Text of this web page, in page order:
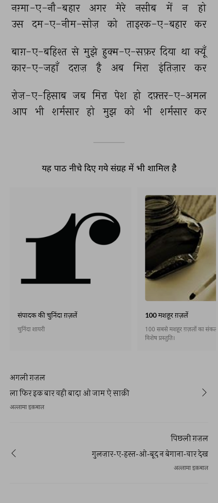
नग़्मा-ए-नौ-बहार अगर मेरे नसीब में न
हो
उस
दम-ए-नीम-सोज़ को ताइरक-ए-बहार कर
बाग़-ए-बहिश्त से मुझे हुक्म-ए-सफ़र दिया था क्यूँ
कार-ए-जहाँ
दराज़ है अब मिरा इंतिज़ार कर
रोज़-ए-हिसाब जब मिरा पेश हो दफ़्तर-ए-अमल
आप
भी शर्मसार हो मुझ को भी शर्मसार कर
यह पाठ नीचे दिए गये संग्रह में भी शामिल है
संपादक की चुनिंदा ग़ज़लें
चुनिंदा शायरी
100 मशहूर ग़ज़लें
100 सबसे मशहूर ग़ज़लों का
विशेष प्रस्तुति।
अगली ग़ज़ल
ला फिर इक बार वही बादा ओ जाम ऐ साक़ी
अल्लामा इक़बाल
पिछली ग़ज़ल
गुलज़ार-ए-हस्त-ओ-बूद न बेगाना-वार देख
अल्लामा इक़बाल